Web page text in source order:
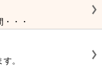
・・
。